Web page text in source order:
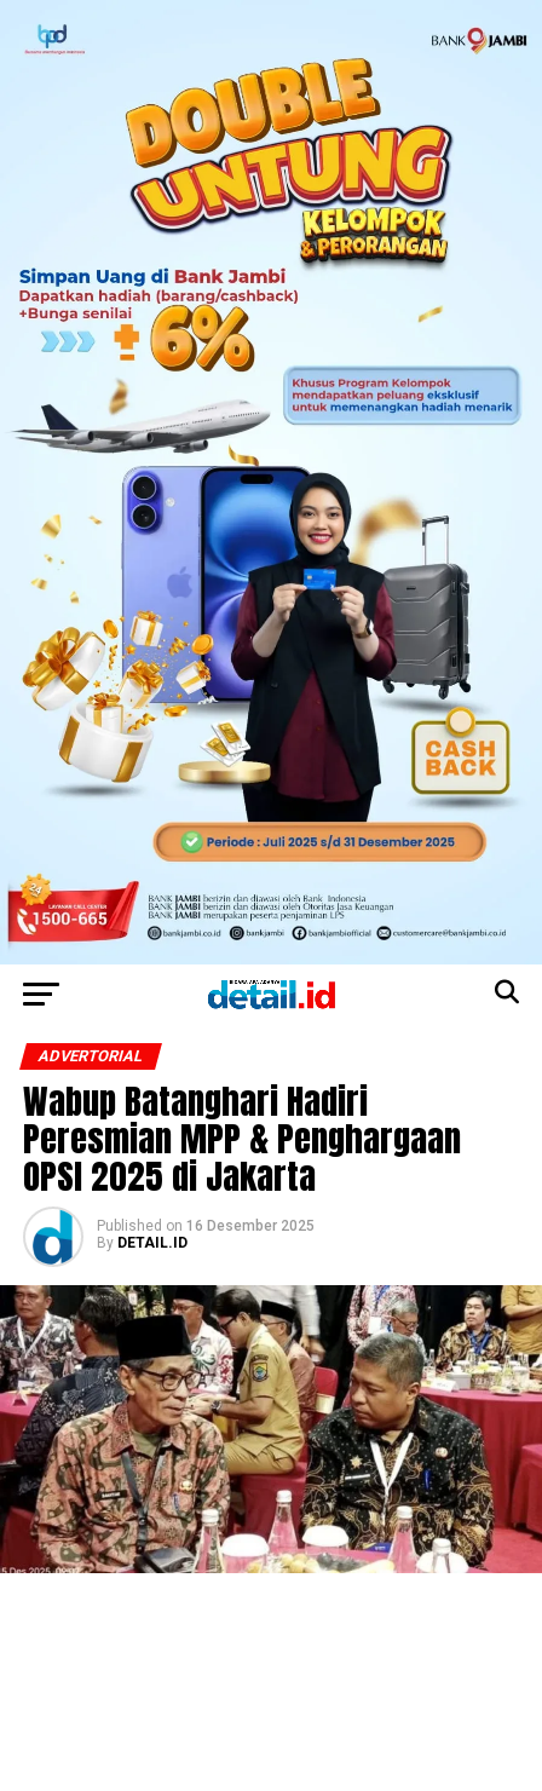
ADVERTORIAL
Wabup Batanghari Hadiri
Peresmian MPP & Penghargaan
OPSI 2025 di Jakarta
Published on 16 Desember 2025
By DETAIL.ID